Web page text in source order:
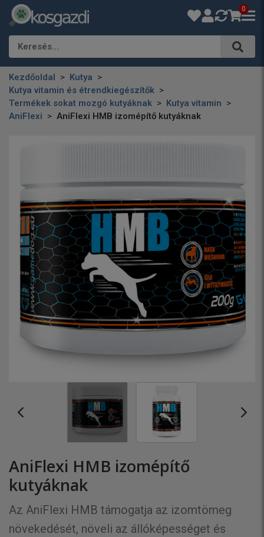
0
Keresés…
Kezdőoldal
Kutya
Kutya vitamin és étrendkiegészítők
Termékek sokat mozgó kutyáknak
Kutya vitamin
AniFlexi
AniFlexi HMB izomépítő kutyáknak
AniFlexi HMB izomépítő
kutyáknak
Az AniFlexi HMB támogatja az izomtömeg
növekedését, növeli az állóképességet és